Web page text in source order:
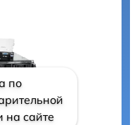
по
на сайте